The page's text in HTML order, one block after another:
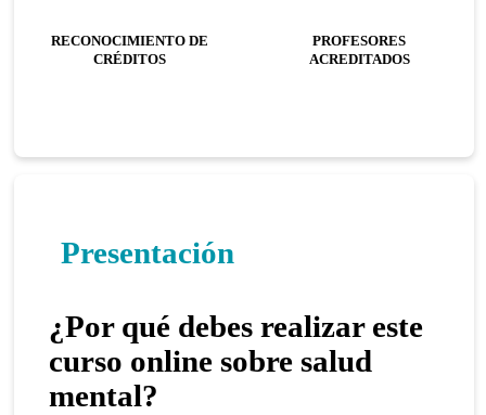
RECONOCIMIENTO DE
CRÉDITOS
PROFESORES
ACREDITADOS
Presentación
¿Por qué debes realizar este
curso online sobre salud
mental?